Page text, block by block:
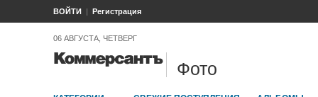
ВОЙТИ Регистрация
06 АВГУСТА, ЧЕТВЕРГ
Фото